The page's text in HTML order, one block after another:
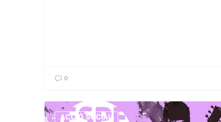
0
ACCIÓ SOCIAL